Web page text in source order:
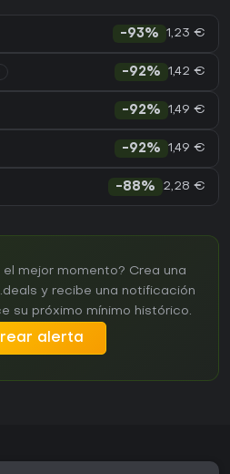
-93% 1,23 €
-92% 1,42 €
-92% 1,49 €
-92% 1,49 €
-88% 2,28 €
mejor momento? Crea una
y recibe una notificación
su próximo mínimo histórico.
alerta